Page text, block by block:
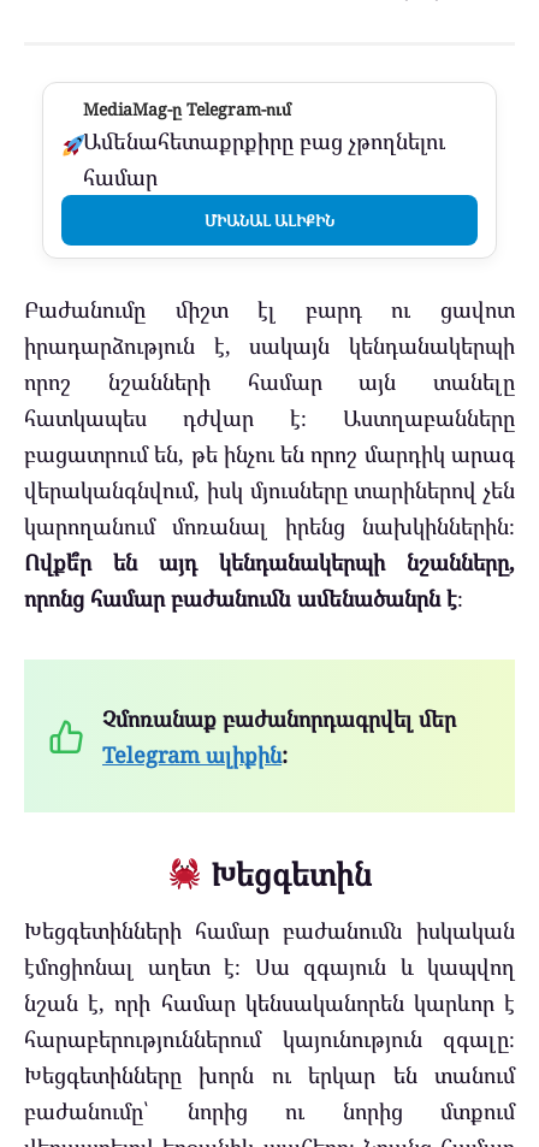
MediaMag-ը Telegram-ում
Ամենահետաքրքիրը բաց չթողնելու
համար
ՄԻԱՆԱԼ ԱԼԻՔԻՆ
Բաժանումը միշտ էլ բարդ ու ցավոտ
իրադարձություն է, սակայն կենդանակերպի
որոշ նշանների համար այն տանելը
հատկապես դժվար է։ Աստղաբանները
բացատրում են, թե ինչու են որոշ մարդիկ արագ
վերականգնվում, իսկ մյուսները տարիներով չեն
կարողանում մոռանալ իրենց նախկիններին։
Ովքե՞ր են այդ կենդանակերպի նշանները,
որոնց համար բաժանումն ամենածանրն է։
Չմոռանաք բաժանորդագրվել մեր
Telegram ալիքին:
Խեցգետին
Խեցգետինների համար բաժանումն իսկական
էմոցիոնալ աղետ է։ Սա զգայուն և կապվող
նշան է, որի համար կենսականորեն կարևոր է
հարաբերություններում կայունություն զգալը։
Խեցգետինները խորն ու երկար են տանում
բաժանումը՝ նորից ու նորից մտքում